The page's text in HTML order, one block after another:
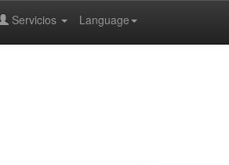
Language
Servicios